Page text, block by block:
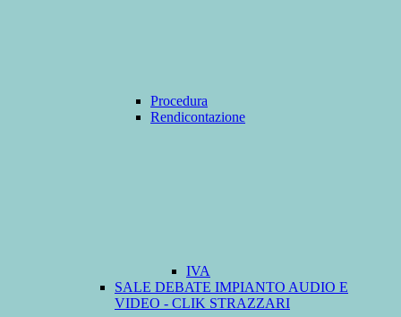
Procedura
Rendicontazione
IVA
SALE DEBATE IMPIANTO AUDIO E
VIDEO - CLIK STRAZZARI